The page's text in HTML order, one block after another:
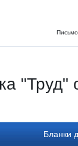
"Труд"
Бланки